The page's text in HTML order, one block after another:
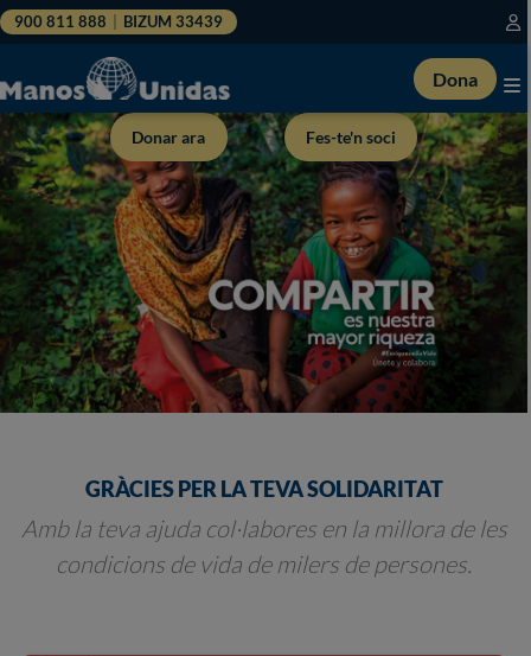
900 811 888 BIZUM 33439
Dona
Donar ara Fes-te'n soci
GRÀCIES PER LA TEVA SOLIDARITAT
Amb la teva ajuda col·labores en la millora de les
condicions de vida de milers de persones.